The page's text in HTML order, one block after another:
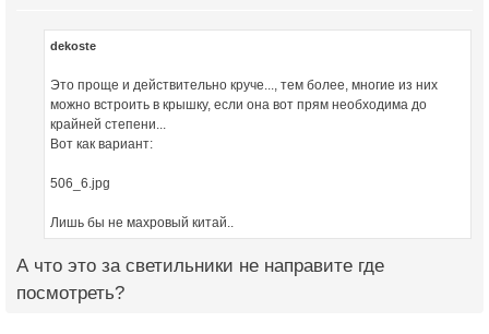
dekoste
Это проще и действительно круче..., тем более, многие из них
можно встроить в крышку, если она вот прям необходима до
крайней степени...
Вот как вариант:
506_6.jpg
Лишь бы не махровый китай..
А что это за светильники не направите где
посмотреть?